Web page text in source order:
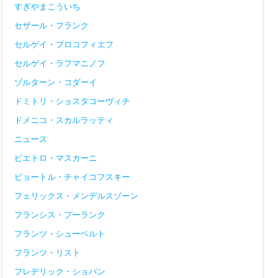
すぎやまこういち
セザール・フランク
セルゲイ・プロコフィエフ
セルゲイ・ラフマニノフ
ゾルターン・コダーイ
ドミトリ・ショスタコーヴィチ
ドメニコ・スカルラッティ
ニュース
ピエトロ・マスカーニ
ピョートル・チャイコフスキー
フェリックス・メンデルスゾーン
フランシス・プーランク
フランツ・シューベルト
フランツ・リスト
フレデリック・ショパン